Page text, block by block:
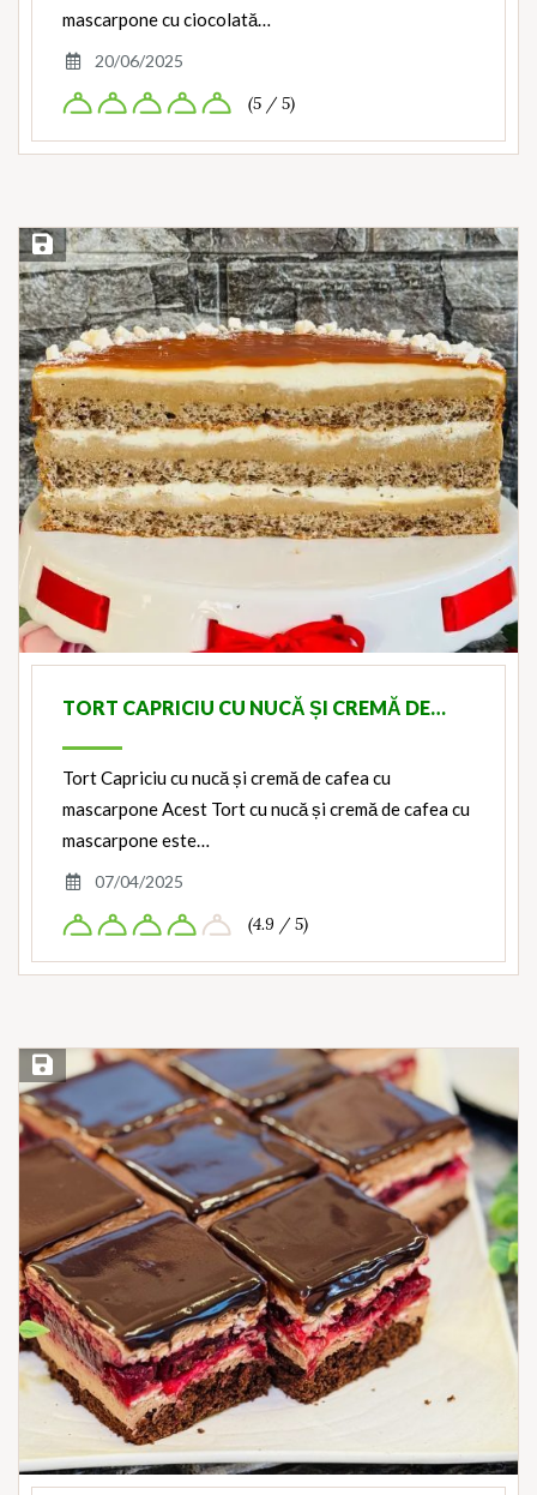
mascarpone cu ciocolată…
20/06/2025
(5 / 5)
Save Recipe
TORT CAPRICIU CU NUCĂ ȘI CREMĂ DE…
Tort Capriciu cu nucă și cremă de cafea cu
mascarpone Acest Tort cu nucă și cremă de cafea cu
mascarpone este…
07/04/2025
(4.9 / 5)
Save Recipe